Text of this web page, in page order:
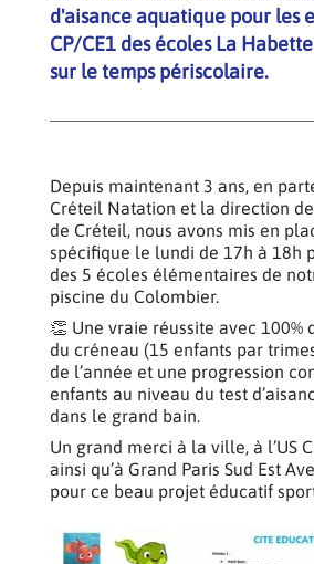
d'aisance aquatique pour les
CP/CE1 des écoles La
sur le temps périscolaire.
Depuis maintenant 3 ans, en
Créteil Natation et la direction
de Créteil, nous avons mis en
spécifique le lundi de 17h à 18h
des 5 écoles élémentaires de
piscine du Colombier.
👏 Une vraie réussite avec 100%
du créneau (15 enfants par
de l’année et une progression
enfants au niveau du test
dans le grand bain.
Un grand merci à la ville, à l’US
ainsi qu’à Grand Paris Sud Est
pour ce beau projet éducatif